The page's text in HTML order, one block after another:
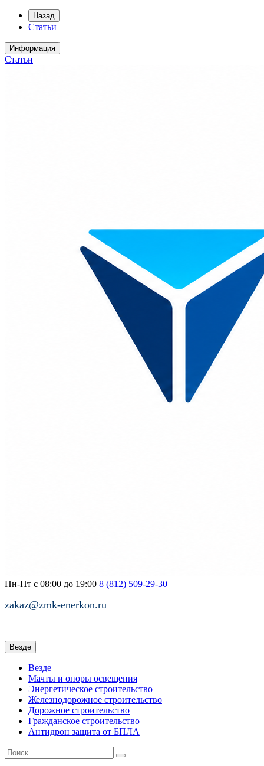
Назад
Статьи
Информация
Статьи
Пн-Пт с 08:00 до 19:00 8 (812) 509-29-30
zakaz@zmk-enerkon.ru
Везде
Везде
Мачты и опоры освещения
Энергетическое строительство
Железнодорожное строительство
Дорожное строительство
Гражданское строительство
Антидрон защита от БПЛА